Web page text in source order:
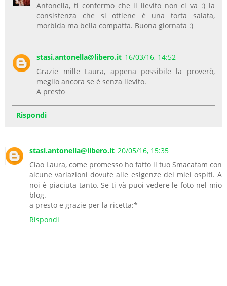
Antonella, ti confermo che il lievito non ci va :) la
consistenza che si ottiene è una torta salata,
morbida ma bella compatta. Buona giornata :)
stasi.antonella@libero.it 16/03/16, 14:52
Grazie mille Laura, appena possibile la proverò,
meglio ancora se è senza lievito.
A presto
Rispondi
stasi.antonella@libero.it 20/05/16, 15:35
Ciao Laura, come promesso ho fatto il tuo Smacafam con
alcune variazioni dovute alle esigenze dei miei ospiti. A
noi è piaciuta tanto. Se ti và puoi vedere le foto nel mio
blog.
a presto e grazie per la ricetta:*
Rispondi